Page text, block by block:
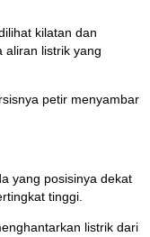
kilatan dan
aliran listrik yang
petir menyambar
yang posisinya dekat
tinggi.
listrik dari